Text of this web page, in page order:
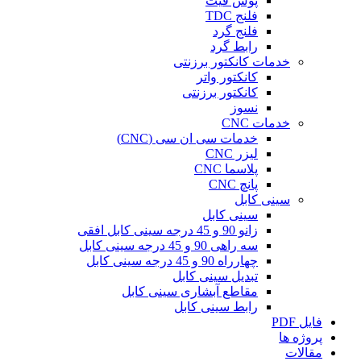
فلنج TDC
فلنج گرد
رابط گرد
خدمات کانکتور برزنتی
کانکتور واتر
کانکتور برزنتی
نسوز
خدمات CNC
خدمات سی ان سی (CNC)
لیزر CNC
پلاسما CNC
پانچ CNC
سینی کابل
سینی کابل
زانو 90 و 45 درجه سینی کابل افقی
سه راهی 90 و 45 درجه سینی کابل
چهارراه 90 و 45 درجه سینی کابل
تبدیل سینی کابل
مقاطع آبشاری سینی کابل
رابط سینی کابل
فایل PDF
پروژه ها
مقالات